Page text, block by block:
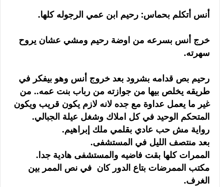
أنس أتكلم بحماس: رحيم ابن عمي الرجوله كلها.
خرج أنس بسرعه من اوضة رحيم ومشي عشان يروح
سهرته.
رحيم بص قدامه بشرود بعد خروج أنس وهو بيفكر في
طريقه يخلص بيها من جوازته من رباب بنت عمه.. من
غير ما يعمل عداوة مع جده لانه لازم يكون قريب ويكون
المتحكم الوحيد في كل املاك وشغل عيلة الجبالي.
رواية مش حب عادي بقلمي ملك إبراهيم.
بعد منتصف الليل في المستشفى.
الممرات كلها بقت فاضيه والمستشفى هادية جدا.
مكتب الممرضات بتاع الدور كان في نص الممر بين
الغرف.